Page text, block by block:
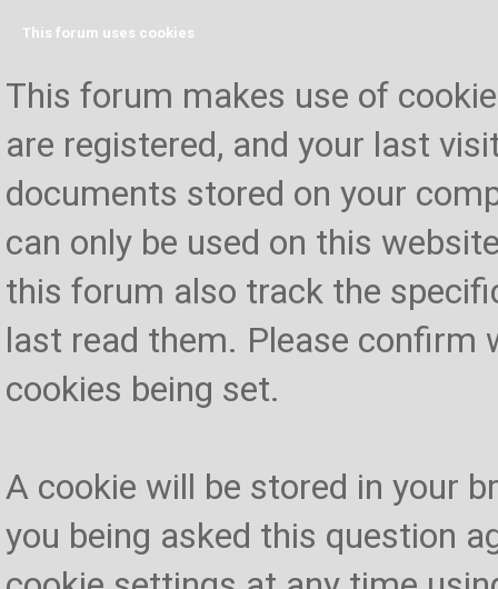
This forum uses cookies
This forum makes use of
are registered, and your last
documents stored on your
can only be used on this
this forum also track the
last read them. Please confirm
cookies being set.
A cookie will be stored in your
you being asked this question